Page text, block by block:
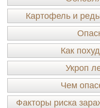
Картофель и
Как
Укроп
Чем
Факторы риска